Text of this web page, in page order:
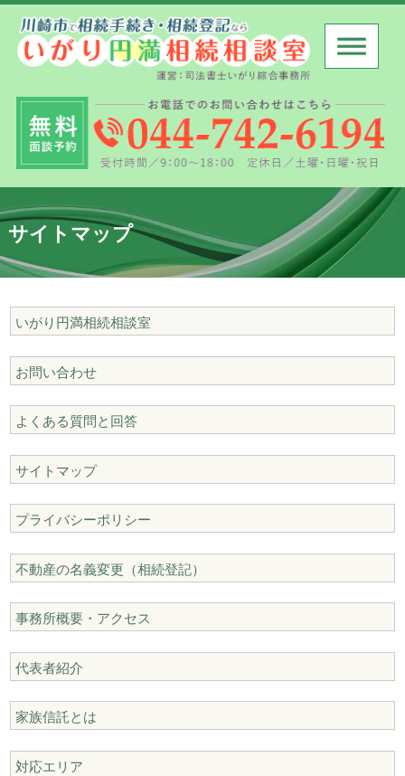
サイトマップ
いがり円満相続相談室
お問い合わせ
よくある質問と回答
サイトマップ
プライバシーポリシー
不動産の名義変更（相続登記）
事務所概要・アクセス
代表者紹介
家族信託とは
対応エリア